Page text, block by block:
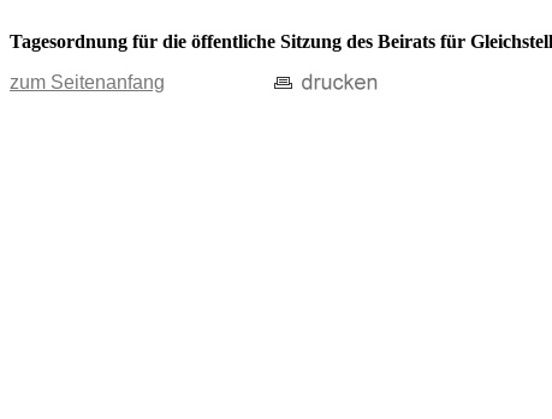
Tagesordnung für die öffentliche Sitzung des Beirats für
zum Seitenanfang